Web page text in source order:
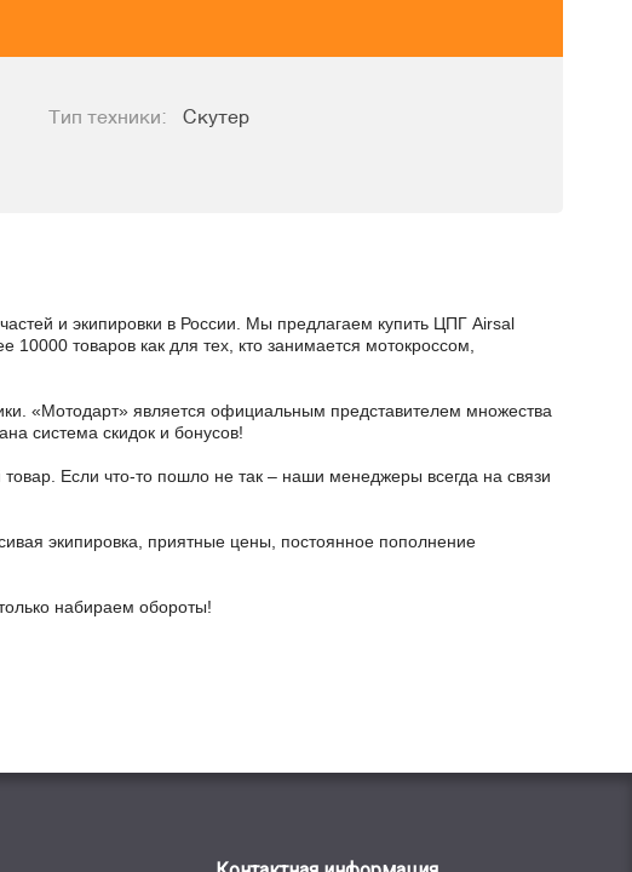
Тип техники:
Скутер
и экипировки в России. Мы предлагаем купить ЦПГ Airsal
товаров как для тех, кто занимается мотокроссом,
«Мотодарт» является официальным представителем множества
система скидок и бонусов!
Если что-то пошло не так – наши менеджеры всегда на связи
экипировка, приятные цены, постоянное пополнение
набираем обороты!